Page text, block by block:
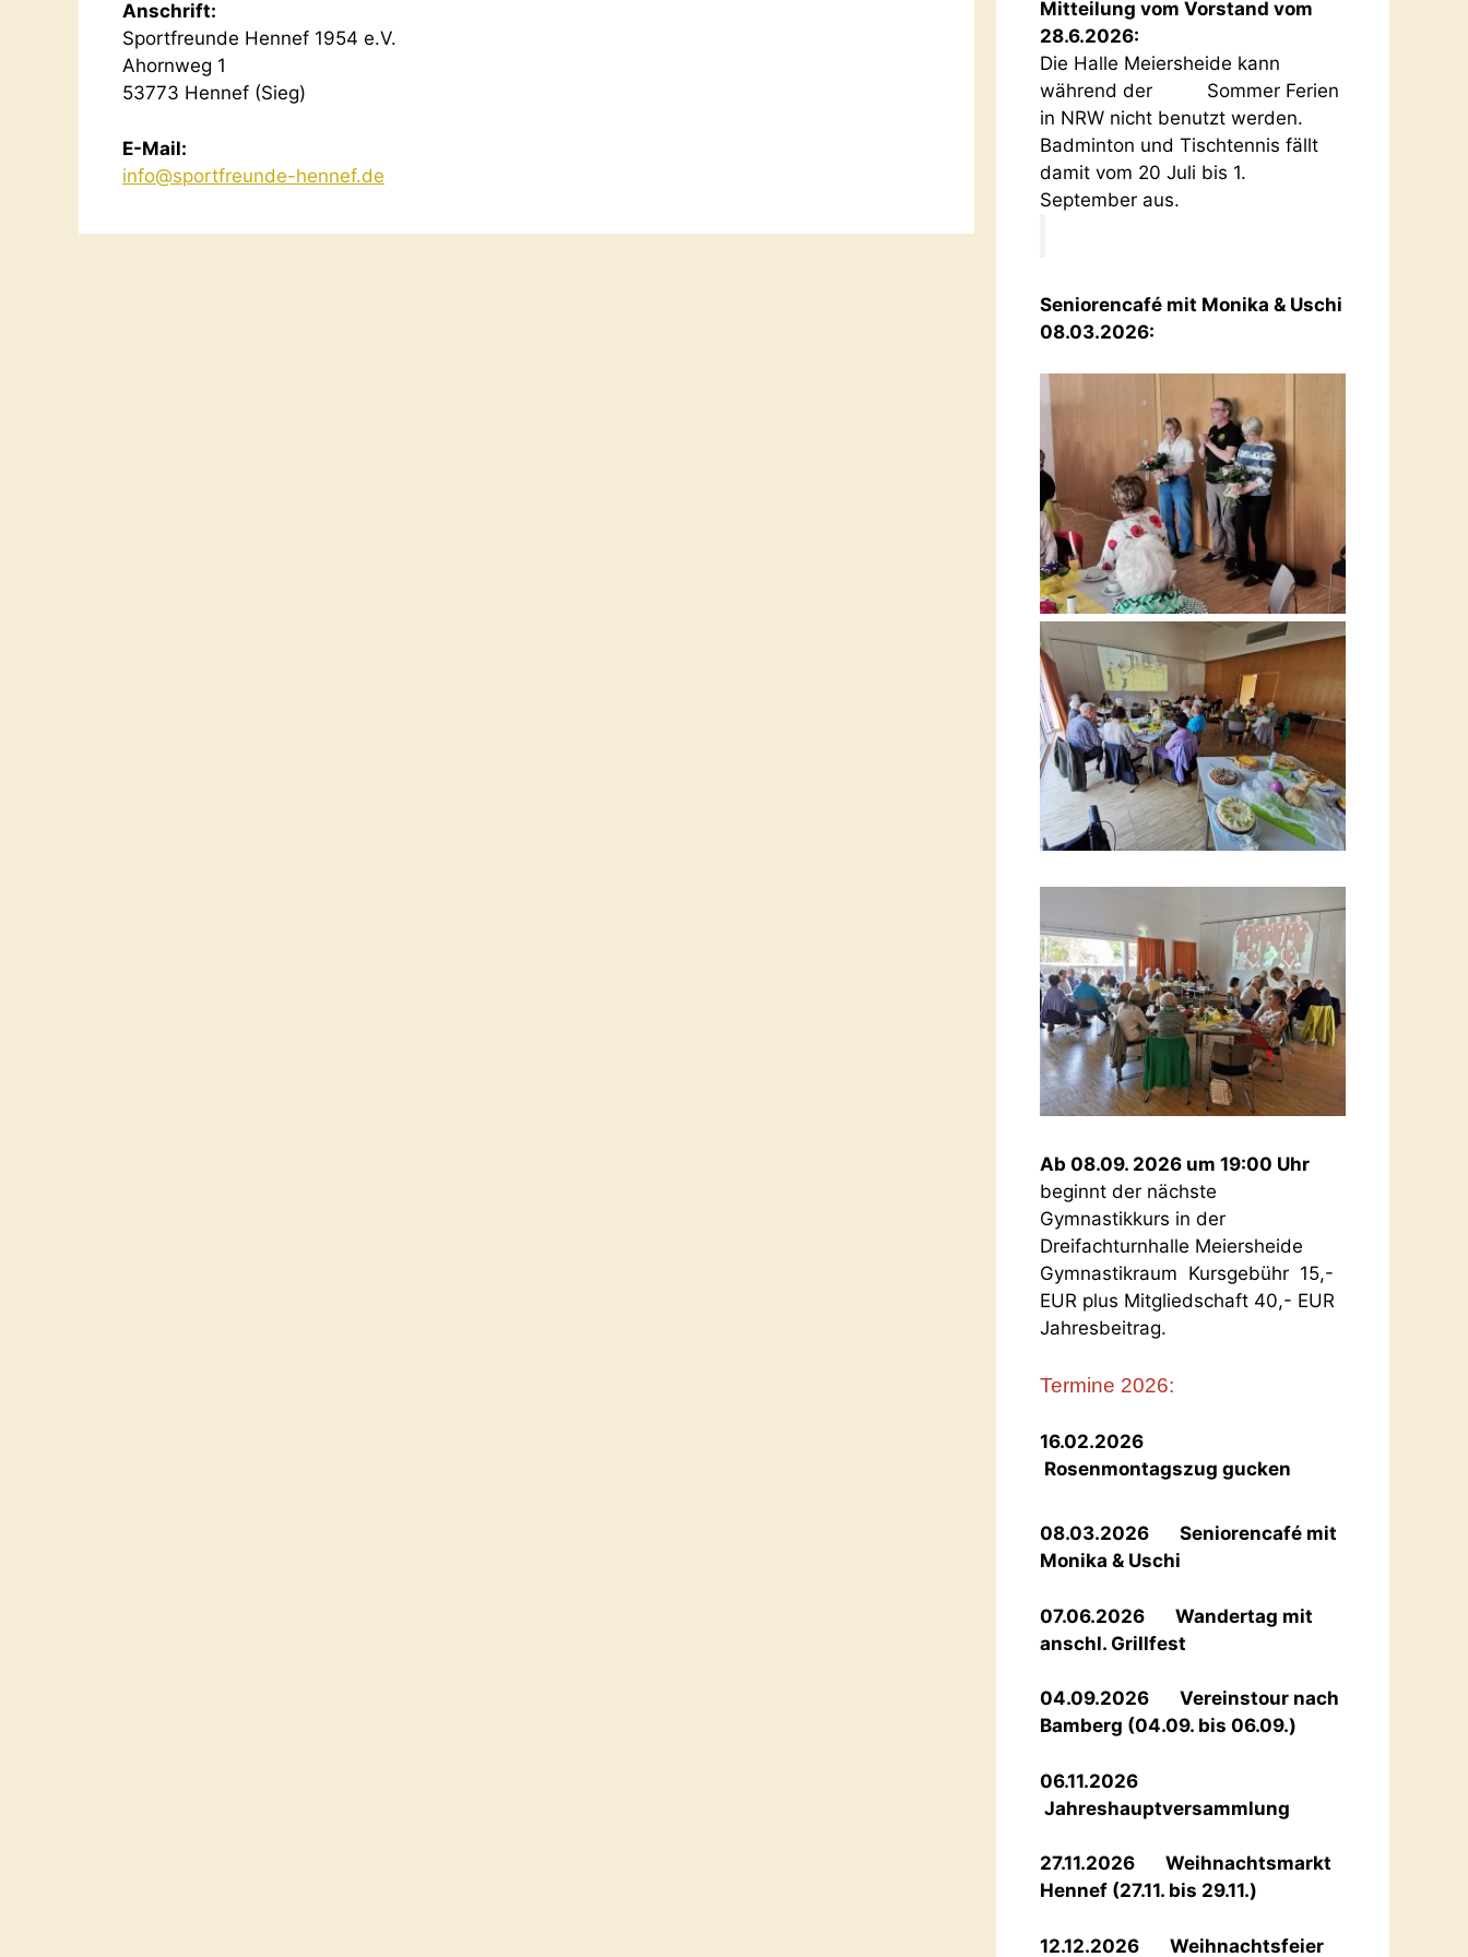
Anschrift:
Sportfreunde Hennef 1954 e.V.
Ahornweg 1
53773 Hennef (Sieg)
E-Mail:
info@sportfreunde-hennef.de
Mitteilung vom Vorstand vom
28.6.2026:
Die Halle Meiersheide kann
während der Sommer Ferien
in NRW nicht benutzt werden.
Badminton und Tischtennis fällt
damit vom 20 Juli bis 1.
September aus.
Seniorencafé mit Monika & Uschi
08.03.2026:
Ab 08.09. 2026 um 19:00 Uhr
beginnt der nächste
Gymnastikkurs in der
Dreifachturnhalle Meiersheide
Gymnastikraum Kursgebühr 15,-
EUR plus Mitgliedschaft 40,- EUR
Jahresbeitrag.
Termine 2026:
16.02.2026
Rosenmontagszug gucken
08.03.2026 Seniorencafé mit
Monika & Uschi
07.06.2026 Wandertag mit
anschl. Grillfest
04.09.2026 Vereinstour nach
Bamberg (04.09. bis 06.09.)
06.11.2026
Jahreshauptversammlung
27.11.2026 Weihnachtsmarkt
Hennef (27.11. bis 29.11.)
12.12.2026 Weihnachtsfeier